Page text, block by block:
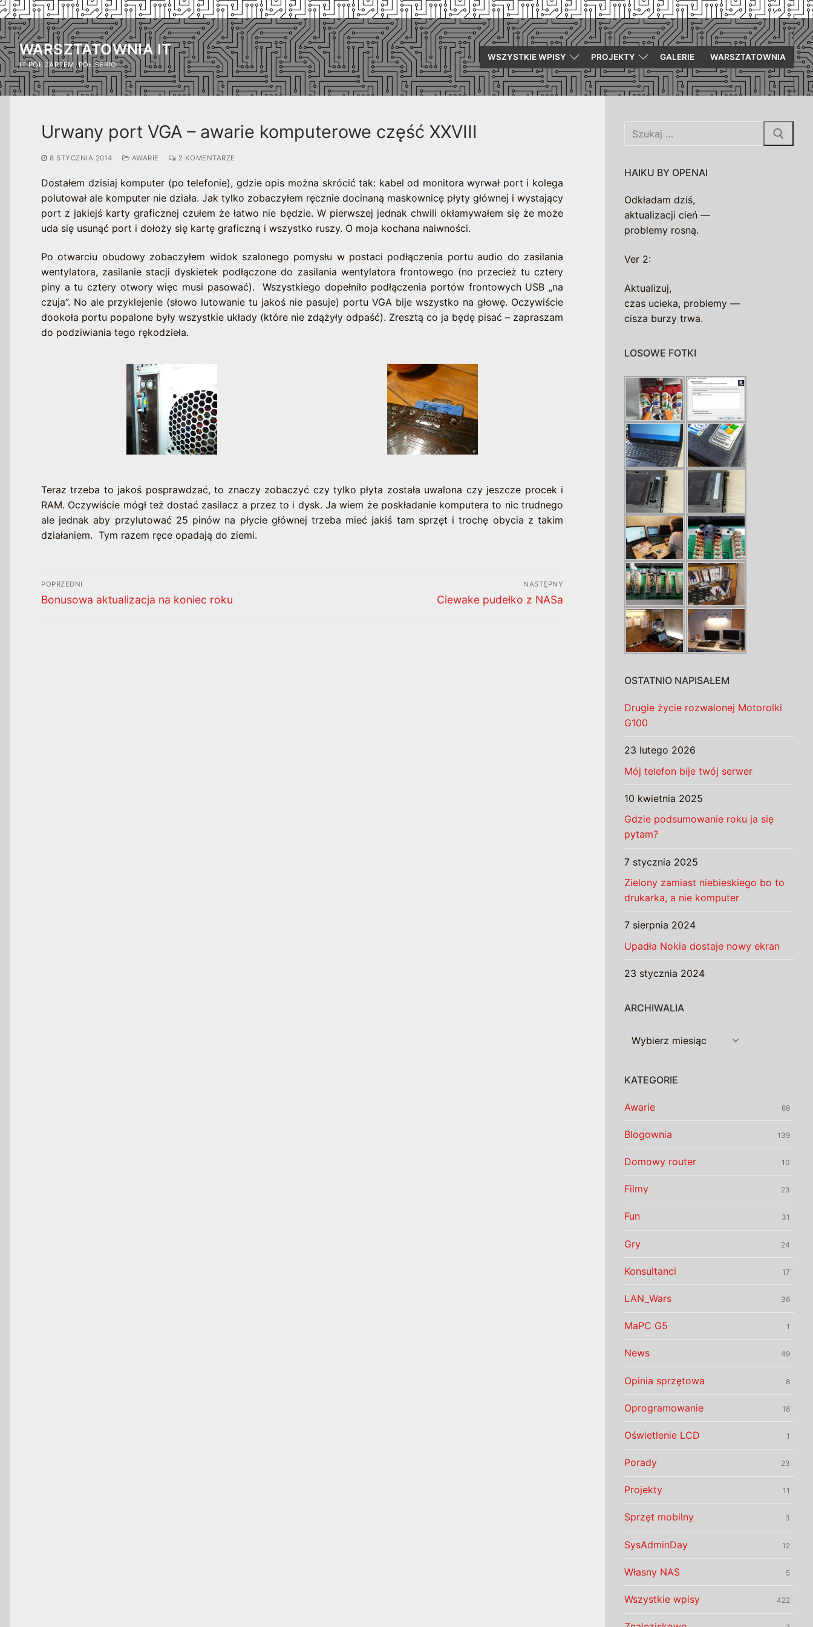
Przejdź
do
treściWARSZTATOWNIA IT
IT PÓŁ ŻARTEM, PÓŁ SERIO
WSZYSTKIE WPISY PROJEKTY GALERIE WARSZTATOWNIA
Urwany port VGA – awarie komputerowe część XXVIII
8 STYCZNIA 2014 AWARIE 2 KOMENTARZE
Dostałem dzisiaj komputer (po telefonie), gdzie opis można skrócić tak: kabel od monitora wyrwał port i kolega
polutował ale komputer nie działa. Jak tylko zobaczyłem ręcznie docinaną maskownicę płyty głównej i wystający
port z jakiejś karty graficznej czułem że łatwo nie będzie. W pierwszej jednak chwili okłamywałem się że może
uda się usunąć port i dołoży się kartę graficzną i wszystko ruszy. O moja kochana naiwności.
Po otwarciu obudowy zobaczyłem widok szalonego pomysłu w postaci podłączenia portu audio do zasilania
wentylatora, zasilanie stacji dyskietek podłączone do zasilania wentylatora frontowego (no przecież tu cztery
piny a tu cztery otwory więc musi pasować). Wszystkiego dopełniło podłączenia portów frontowych USB „na
czuja”. No ale przyklejenie (słowo lutowanie tu jakoś nie pasuje) portu VGA bije wszystko na głowę. Oczywiście
dookoła portu popalone były wszystkie układy (które nie zdążyły odpaść). Zresztą co ja będę pisać – zapraszam
do podziwiania tego rękodzieła.
Teraz trzeba to jakoś posprawdzać, to znaczy zobaczyć czy tylko płyta została uwalona czy jeszcze procek i
RAM. Oczywiście mógł też dostać zasilacz a przez to i dysk. Ja wiem że poskładanie komputera to nic trudnego
ale jednak aby przylutować 25 pinów na płycie głównej trzeba mieć jakiś tam sprzęt i trochę obycia z takim
działaniem. Tym razem ręce opadają do ziemi.
Nawigacja
wpisu
POPRZEDNI
Poprzedni
Bonusowa aktualizacja na koniec roku
NASTĘPNY
Następny
Ciewake pudełko z NASa
Szukaj:
HAIKU BY OPENAI
Odkładam dziś,
aktualizacji cień —
problemy rosną.
Ver 2:
Aktualizuj,
czas ucieka, problemy —
cisza burzy trwa.
LOSOWE FOTKI
OSTATNIO NAPISAŁEM
Drugie życie rozwalonej Motorolki
G100
23 lutego 2026
Mój telefon bije twój serwer
10 kwietnia 2025
Gdzie podsumowanie roku ja się
pytam?
7 stycznia 2025
Zielony zamiast niebieskiego bo to
drukarka, a nie komputer
7 sierpnia 2024
Upadła Nokia dostaje nowy ekran
23 stycznia 2024
ARCHIWALIA
Archiwalia
KATEGORIE
Awarie 69
Blogownia 139
Domowy router 10
Filmy 23
Fun 31
Gry 24
Konsultanci 17
LAN_Wars 36
MaPC G5 1
News 49
Opinia sprzętowa 8
Oprogramowanie 18
Oświetlenie LCD 1
Porady 23
Projekty 11
Sprzęt mobilny 3
SysAdminDay 12
Własny NAS 5
Wszystkie wpisy 422